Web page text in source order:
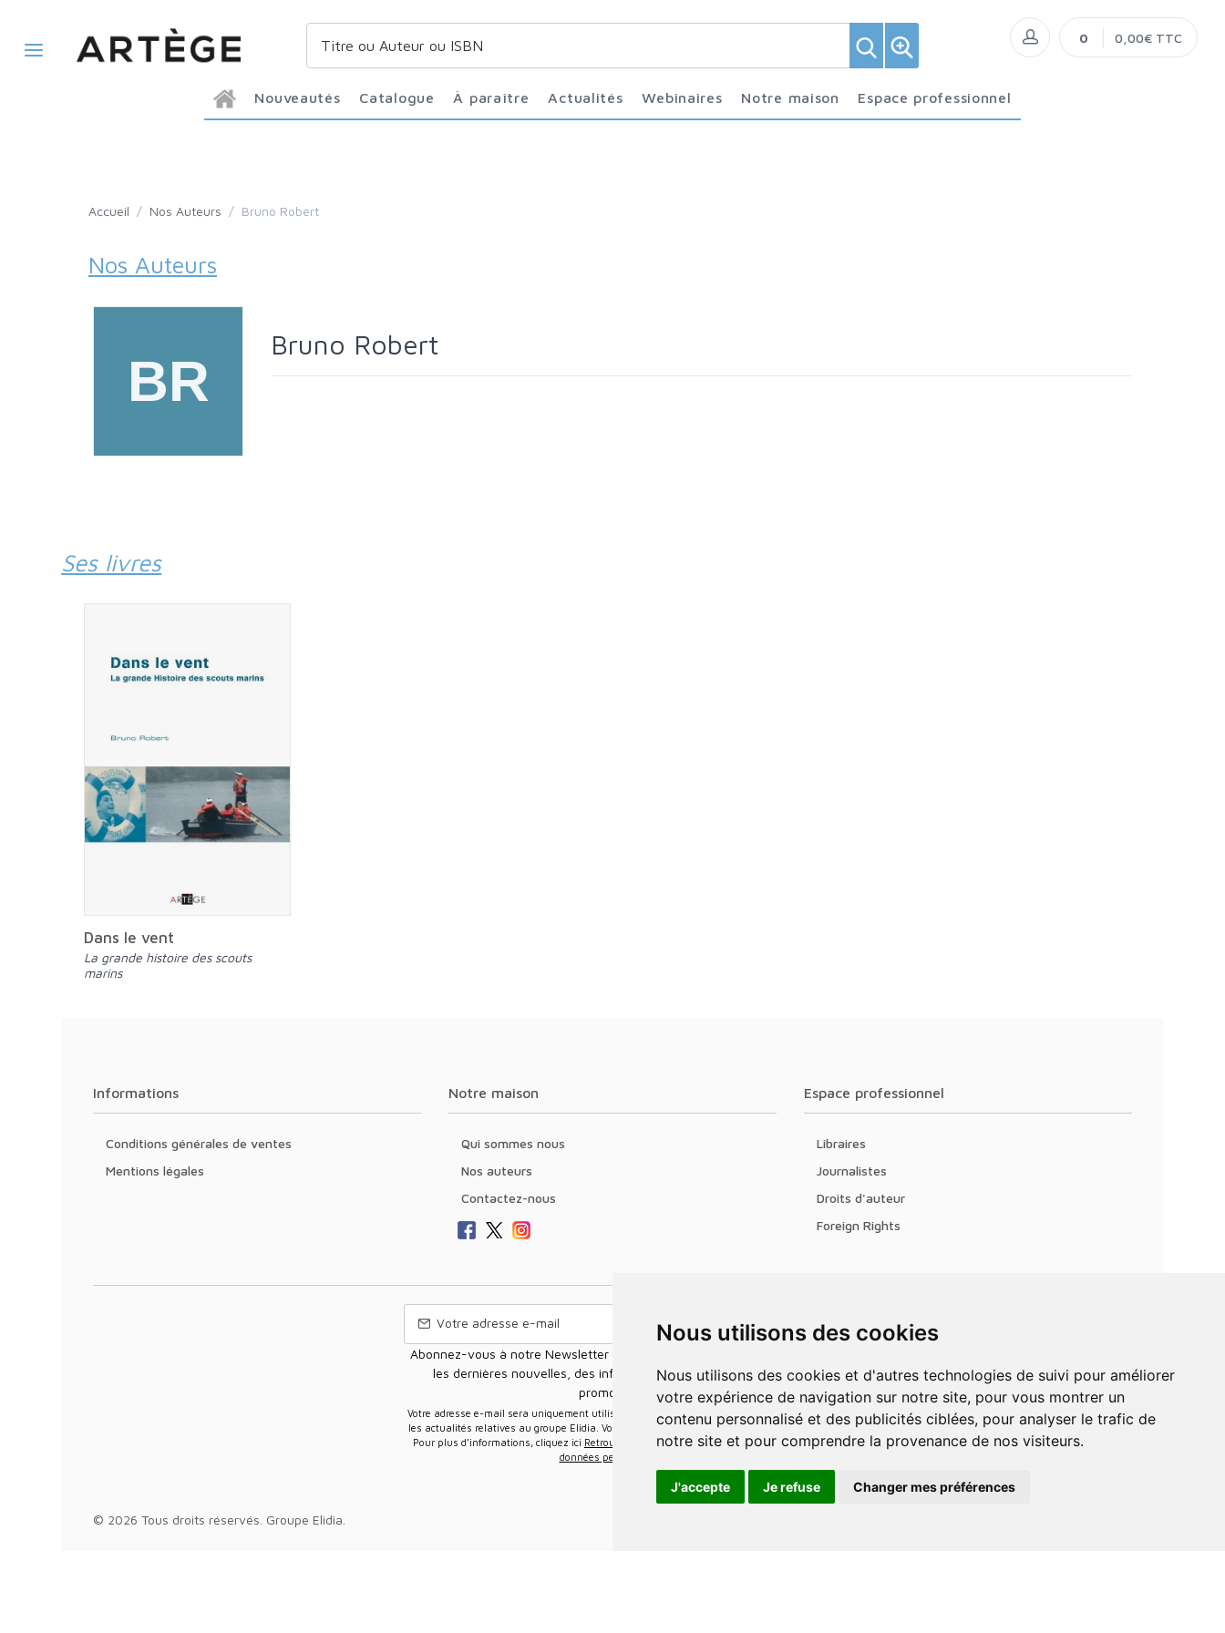
Nous utilisons des cookies
Nous utilisons des cookies et d'autres technologies de suivi pour améliorer
votre expérience de navigation sur notre site, pour vous montrer un
contenu personnalisé et des publicités ciblées, pour analyser le trafic de
notre site et pour comprendre la provenance de nos visiteurs.
J'accepte Je refuse Changer mes préférences
Nouveautés Catalogue À paraître Actualités Webinaires Notre maison Espace professionnel
0 0,00€ TTC
Accueil / Nos Auteurs / Bruno Robert
Nos Auteurs
Bruno Robert
Ses livres
Dans le vent
la grande histoire des scouts
marins
Informations
Conditions générales de ventes
Mentions légales
Notre maison
Qui sommes nous
Nos auteurs
Contactez-nous
Espace professionnel
Libraires
Journalistes
Droits d'auteur
Foreign Rights
Abonnez-vous à notre Newsletter pour recevoir nos nouvelles offres,
les dernières nouvelles, des informations sur les ventes et les
promotions.
Votre adresse e-mail sera uniquement utilisée pour vous envoyer des informations sur
les actualités relatives au groupe Elidia. Vous pouvez vous désinscrire à tout moment.
Pour plus d’informations, cliquez ici Retrouvez ici notre politique de protection de vos
données personnelles
© 2026 Tous droits réservés. Groupe Elidia